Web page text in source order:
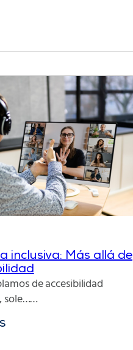
inclusiva: Más allá de
de accesibilidad
sole……